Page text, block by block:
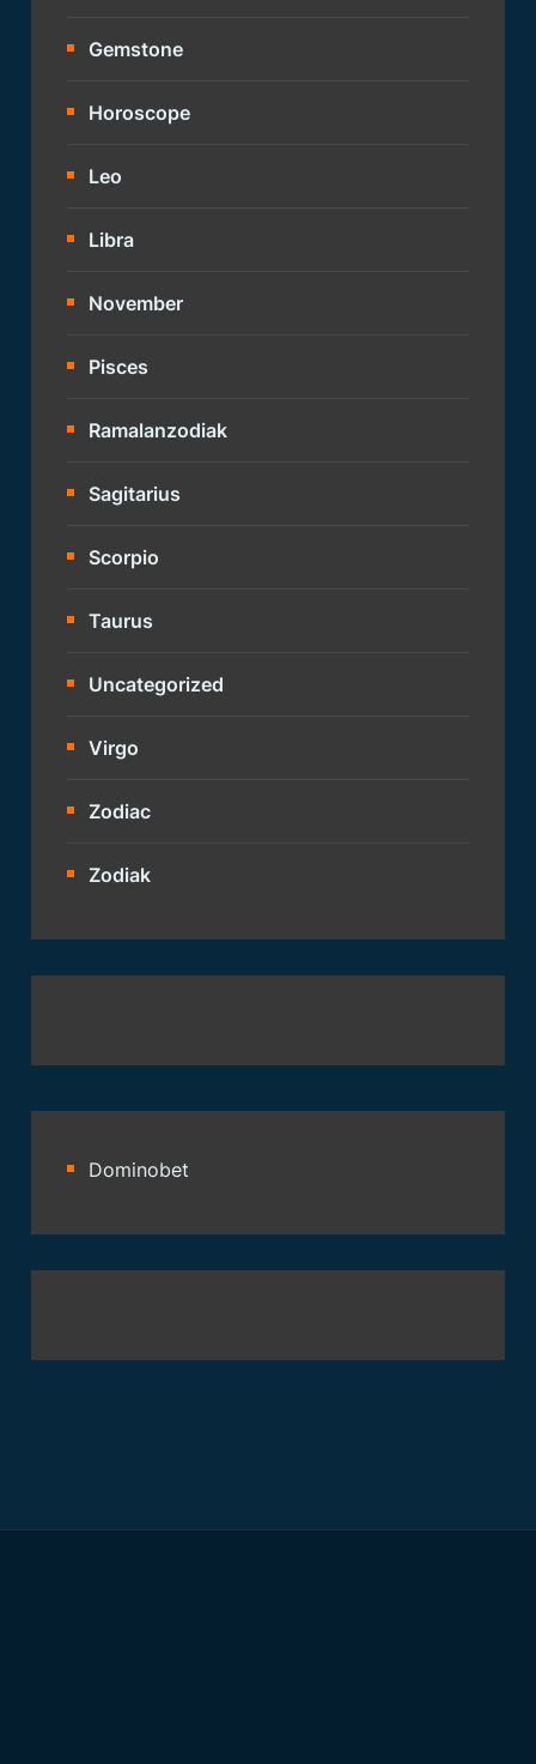
Gemstone
Horoscope
Leo
Libra
November
Pisces
Ramalanzodiak
Sagitarius
Scorpio
Taurus
Uncategorized
Virgo
Zodiac
Zodiak
Dominobet